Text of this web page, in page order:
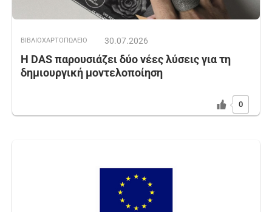
ΒΙΒΛΙΟΧΑΡΤΟΠΩΛΕΙΟ 30.07.2026
Η DAS παρουσιάζει δύο νέες λύσεις για τη
δημιουργική μοντελοποίηση
0